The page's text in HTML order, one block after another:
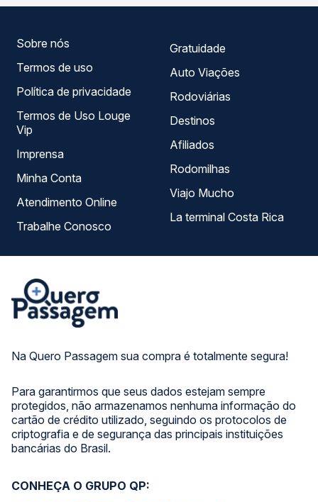
Na Quero Passagem sua compra é totalmente segura!
Para garantirmos que seus dados estejam sempre
protegidos, não armazenamos nenhuma informação do
cartão de crédito utilizado, seguindo os protocolos de
criptografia e de segurança das principais instituições
bancárias do Brasil.
Sobre nós
Termos de uso
Política de privacidade
Termos de Uso Louge
Vip
Imprensa
Minha Conta
Atendimento Online
Trabalhe Conosco
Gratuidade
Auto Viações
Rodoviárias
Destinos
Afiliados
Rodomilhas
Viajo Mucho
La terminal Costa Rica
CONHEÇA O GRUPO QP: